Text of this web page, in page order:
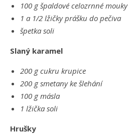
100 g špaldové celozrnné mouky
1 a 1/2 lžičky prášku do pečiva
špetka soli
Slaný karamel
200 g cukru krupice
200 g smetany ke šlehání
100 g másla
1 lžička soli
Hrušky